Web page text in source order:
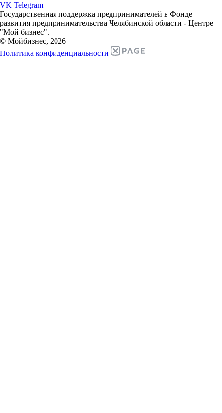
VK Telegram
Государственная поддержка предпринимателей в Фонде
развития предпринимательства Челябинской области - Центре
"Мой бизнес".
© Мойбизнес, 2026
Политика конфиденциальности